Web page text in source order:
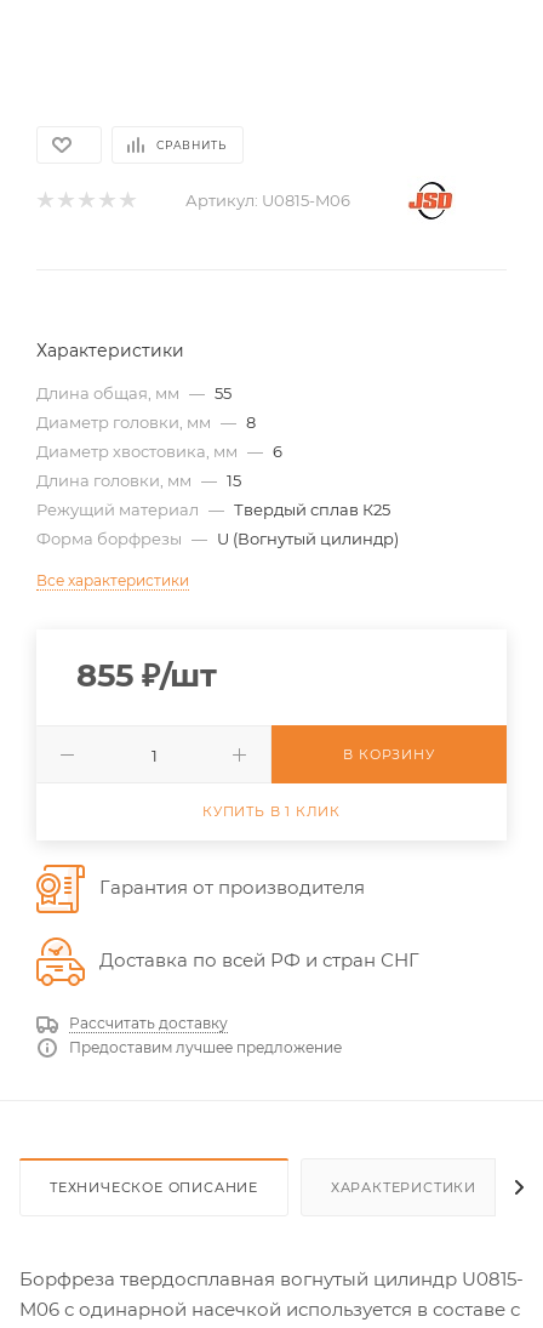
СРАВНИТЬ
Артикул: U0815-M06
Характеристики
Длина общая, мм — 55
Диаметр головки, мм — 8
Диаметр хвостовика, мм — 6
Длина головки, мм — 15
Режущий материал — Твердый сплав К25
Форма борфрезы — U (Вогнутый цилиндр)
Все характеристики
855 ₽/шт
В КОРЗИНУ
КУПИТЬ В 1 КЛИК
Гарантия от производителя
Доставка по всей РФ и стран СНГ
Рассчитать доставку
Предоставим лучшее предложение
ТЕХНИЧЕСКОЕ ОПИСАНИЕ ХАРАКТЕРИСТИКИ
Борфреза твердосплавная вогнутый цилиндр U0815-
M06 с одинарной насечкой используется в составе с